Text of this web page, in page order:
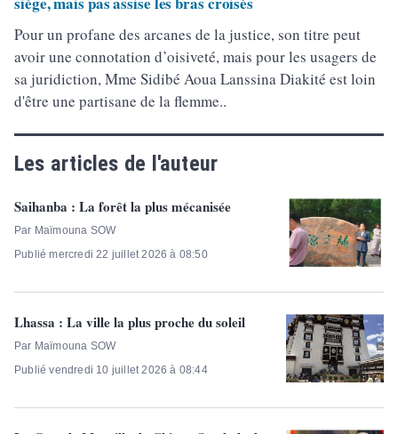
Pour un profane des arcanes de la justice, son titre peut
avoir une connotation d’oisiveté, mais pour les usagers de
sa juridiction, Mme Sidibé Aoua Lanssina Diakité est loin
d'être une partisane de la flemme..
Les articles de l'auteur
Saihanba : La forêt la plus mécanisée
Par Maïmouna SOW
Publié mercredi 22 juillet 2026 à 08:50
Lhassa : La ville la plus proche du soleil
Par Maïmouna SOW
Publié vendredi 10 juillet 2026 à 08:44